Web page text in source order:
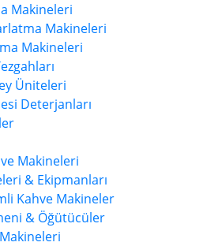
Makineleri
Makineleri
Makineleri
Üniteleri
Deterjanları
Makineleri
& Ekipmanları
Kahve Makineler
& Öğütücüler